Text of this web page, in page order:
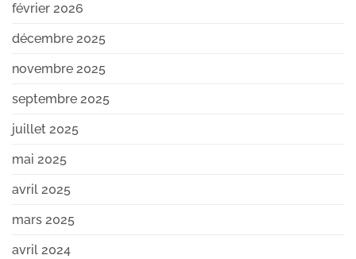
février 2026
décembre 2025
novembre 2025
septembre 2025
juillet 2025
mai 2025
avril 2025
mars 2025
avril 2024